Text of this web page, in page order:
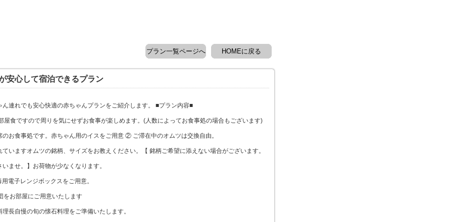
HOMEに戻る
プラン一覧ページへ
安心して宿泊できるプラン
ん連れでも安心快適の赤ちゃんプランをご紹介します。 ■プラン内容■
屋食ですので周りを気にせずお食事が楽しめます。(人数によってお食事処の場合もございます)
のお食事処です。赤ちゃん用のイスをご用意 ② ご滞在中のオムツは交換自由。
ていますオムツの銘柄、サイズをお教えください。【 銘柄ご希望に添えない場合がございます。
いませ。】お荷物が少なくなります。
電子レンジボックスをご用意。
をお部屋にご用意いたします
長自慢の旬の懐石料理をご準備いたします。